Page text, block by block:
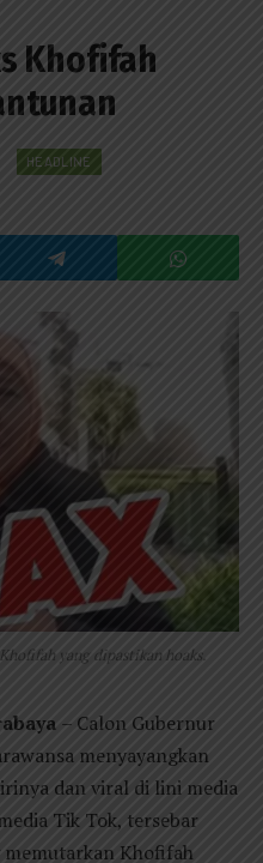
Khofifah
HEADLINE
yang dipastikan hoaks.
– Calon Gubernur
menyayangkan
dan viral di lini media
Tik Tok, tersebar
memutarkan Khofifah